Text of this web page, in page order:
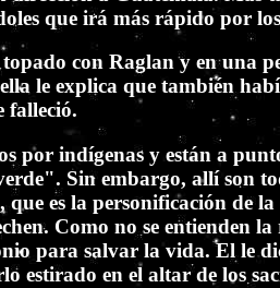
que irá más rápido por
con Raglan y en una
le explica que también
falleció.
por indígenas y están a
Sin embargo, allí son
es la personificación de
Como no se entienden
para salvar la vida. El le
estirado en el altar de los